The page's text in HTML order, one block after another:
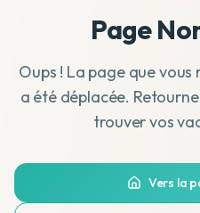
Page
Oups ! La page que vous
a été déplacée.
trouver vos
Vers la